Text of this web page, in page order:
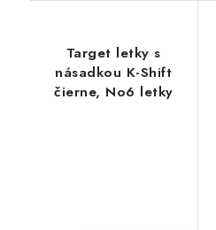
Target letky s
násadkou K-Shift
čierne, No6 letky